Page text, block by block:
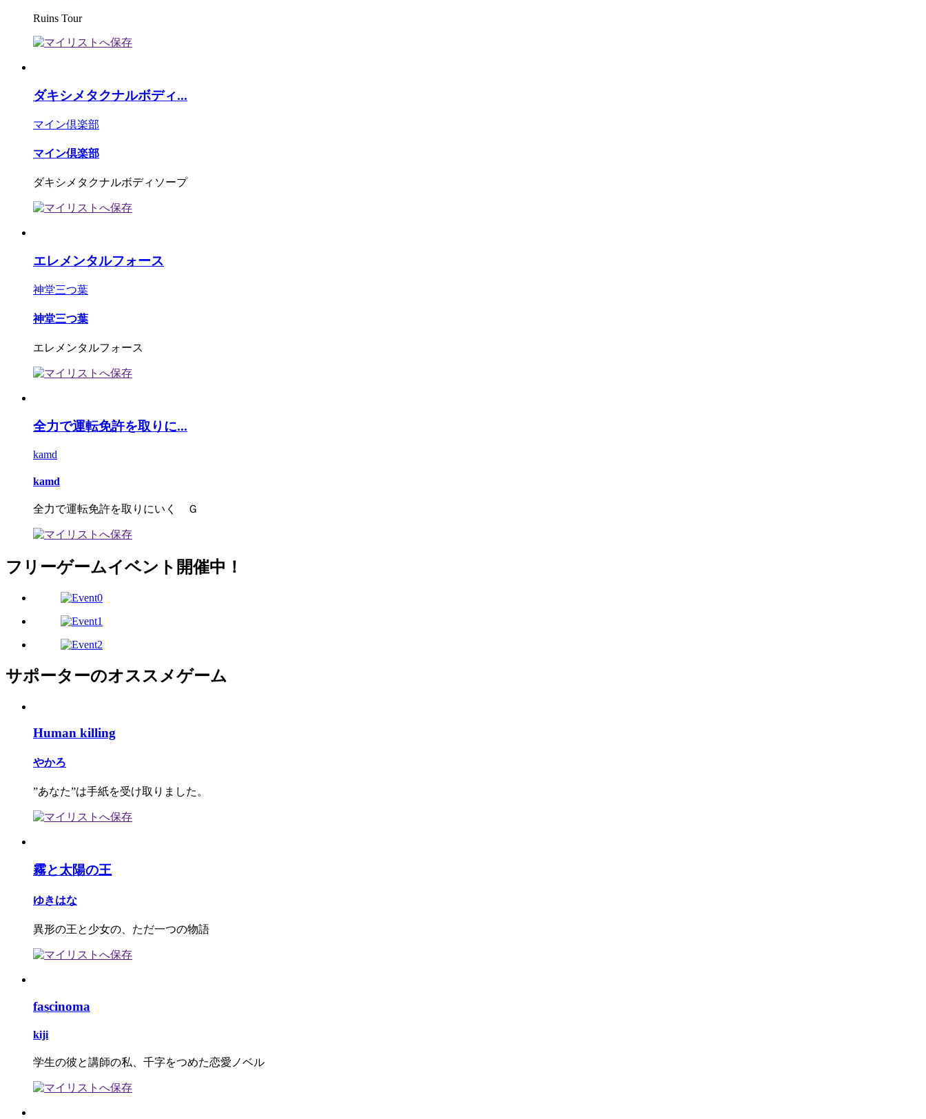
Ruins Tour
ダキシメタクナルボディ...
マイン倶楽部
マイン倶楽部
ダキシメタクナルボディソープ
エレメンタルフォース
神堂三つ葉
神堂三つ葉
エレメンタルフォース
全力で運転免許を取りに...
kamd
kamd
全力で運転免許を取りにいく Ｇ
フリーゲームイベント開催中！
サポーターのオススメゲーム
Human killing
やかろ
”あなた”は手紙を受け取りました。
霧と太陽の王
ゆきはな
異形の王と少女の、ただ一つの物語
fascinoma
kiji
学生の彼と講師の私、千字をつめた恋愛ノベル